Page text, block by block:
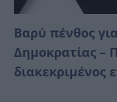
Βαρύ πένθος
Δημοκρατίας –
διακεκριμένος